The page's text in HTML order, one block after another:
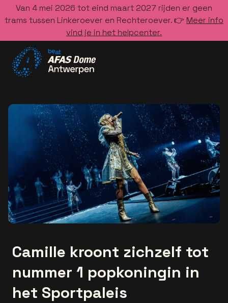
Van 4 mei 2026 tot eind maart 2027 rijden er geen
trams tussen Linkeroever en Rechteroever. 👉 Meer info
vind je in het helpcenter.
Camille kroont zichzelf tot
nummer 1 popkoningin in
het Sportpaleis